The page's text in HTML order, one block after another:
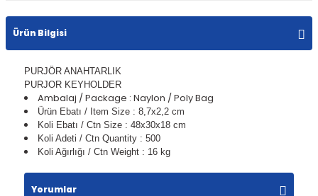
Ürün Bilgisi
PURJÖR ANAHTARLIK
PURJOR KEYHOLDER
Ambalaj / Package : Naylon / Poly Bag
Ürün Ebatı / Item Size : 8,7x2,2 cm
Koli Ebatı / Ctn Size : 48x30x18 cm
Koli Adeti / Ctn Quantity : 500
Koli Ağırlığı / Ctn Weight : 16 kg
Yorumlar